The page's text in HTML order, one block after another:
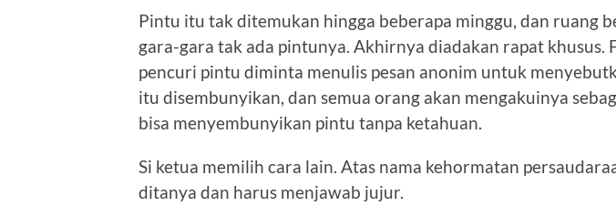
Pintu itu tak ditemukan hingga beberapa minggu, dan ruang
gara-gara tak ada pintunya. Akhirnya diadakan rapat khusus.
pencuri pintu diminta menulis pesan anonim untuk
itu disembunyikan, dan semua orang akan mengakuinya
bisa menyembunyikan pintu tanpa ketahuan.
Si ketua memilih cara lain. Atas nama kehormatan
ditanya dan harus menjawab jujur.